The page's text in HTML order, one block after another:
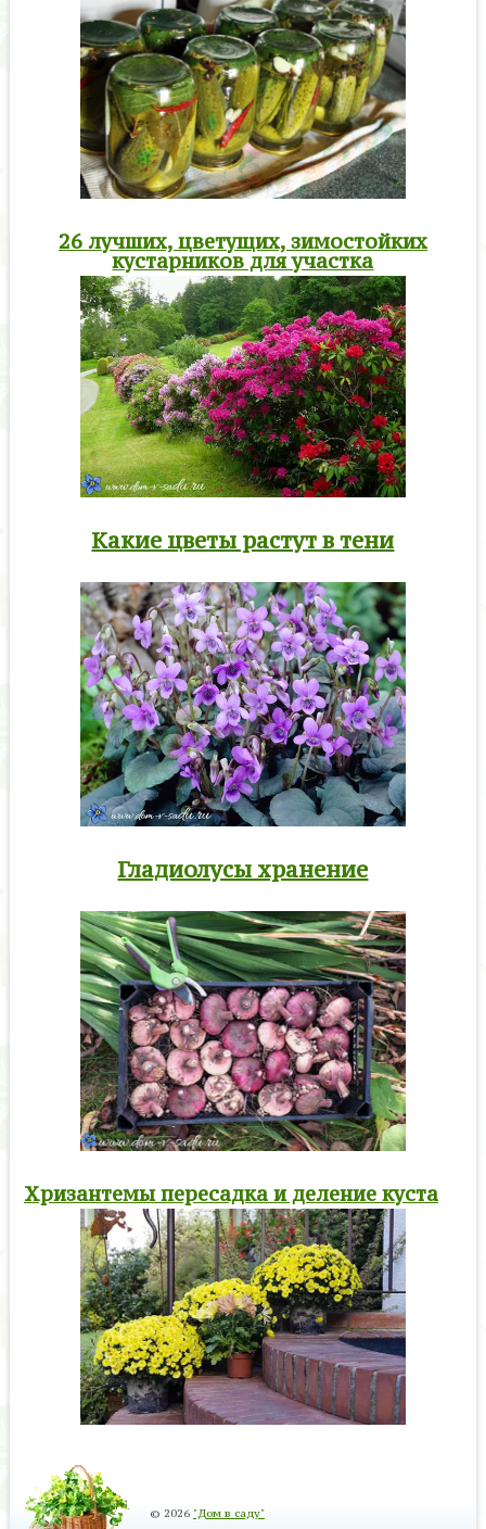
26 лучших, цветущих, зимостойких
кустарников для участка
Какие цветы растут в тени
Гладиолусы хранение
Хризантемы пересадка и деление куста
© 2026 "Дом в саду"